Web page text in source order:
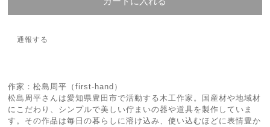
通報する
作家：松島周平（first-hand）
松島周平さんは愛知県豊田市で活動する木工作家。国産材や地域材
にこだわり、シンプルで美しい佇まいの器や道具を製作していま
す。その作品は毎日の暮らしに溶け込み、使い込むほどに表情豊か